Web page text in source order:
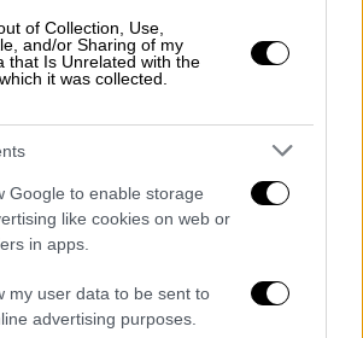
of Collection, Use,
and/or Sharing of my
that Is Unrelated with the
it was collected.
Google to enable storage
like cookies on web or
in apps.
my user data to be sent to
advertising purposes.
του ΠΟΥ, έτσι και η
τόνισε ότιδεν πρέπει να
για κίνδυνο εξάπλωσης
έχουν ληφθεί όλα τα
ασφαλείας.
προς τους κατοίκους της
ο γενικός
ΠΟΥ, Τέντρος Αντανόμ
αναφέρθηκε στις ανησυχίες
εξάπλωσης.